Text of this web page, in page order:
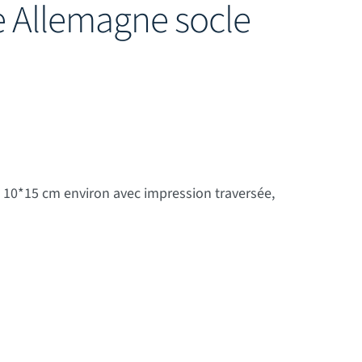
socle
cm environ avec impression traversée,
bois